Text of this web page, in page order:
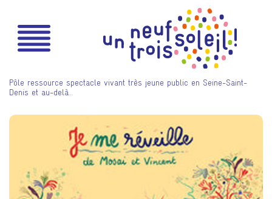
Pôle ressource spectacle vivant très jeune public en Seine-Saint-
Denis et au-delà…